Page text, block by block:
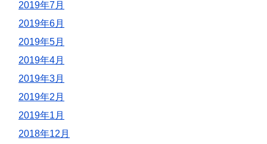
2019年7月
2019年6月
2019年5月
2019年4月
2019年3月
2019年2月
2019年1月
2018年12月